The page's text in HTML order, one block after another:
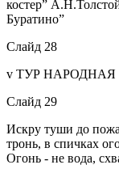
костер”
Буратино”
Слайд 28
v ТУР
Слайд 29
Искру туши до
тронь, в спичках
Огонь - не вода,